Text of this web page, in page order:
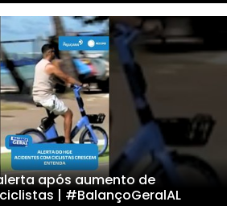
após aumento de
| #BalançoGeralAL